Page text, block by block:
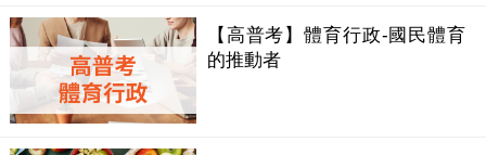
【高普考】體育行政-國民體育
的推動者